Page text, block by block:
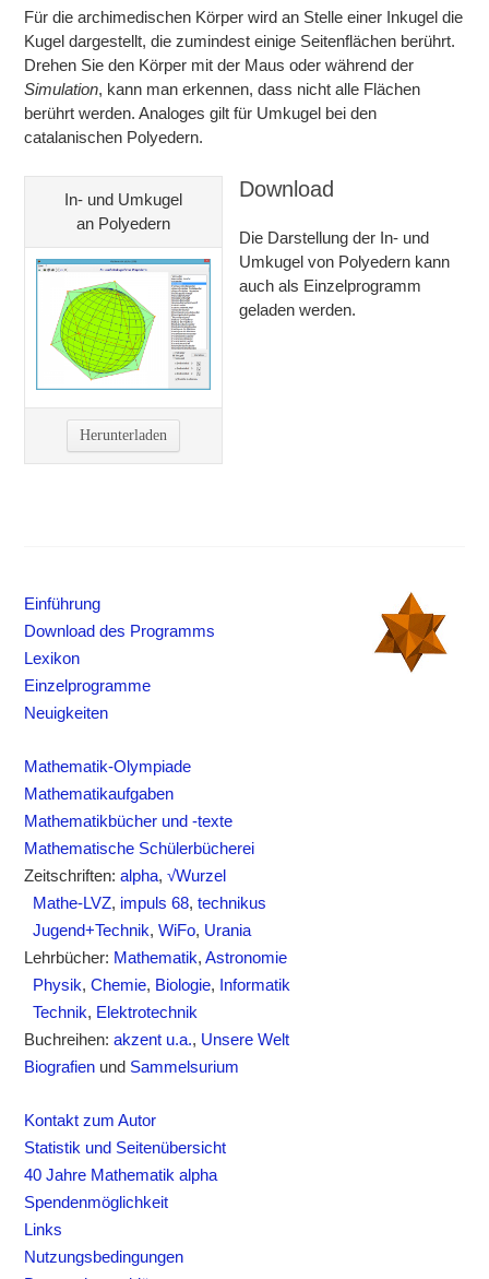
Für die archimedischen Körper wird an Stelle einer Inkugel die
Kugel dargestellt, die zumindest einige Seitenflächen berührt.
Drehen Sie den Körper mit der Maus oder während der
Simulation, kann man erkennen, dass nicht alle Flächen
berührt werden. Analoges gilt für Umkugel bei den
catalanischen Polyedern.
In- und Umkugel
an Polyedern
Herunterladen
Download
Die Darstellung der In- und
Umkugel von Polyedern kann
auch als Einzelprogramm
geladen werden.
Einführung
Download des Programms
Lexikon
Einzelprogramme
Neuigkeiten
Mathematik-Olympiade
Mathematikaufgaben
Mathematikbücher und -texte
Mathematische Schülerbücherei
Zeitschriften:alpha,√Wurzel
Mathe-LVZ, impuls 68,technikus
Jugend+Technik,WiFo, Urania
Lehrbücher: Mathematik,Astronomie
Physik,Chemie, Biologie,
Informatik
Technik, Elektrotechnik
Buchreihen:akzent u.a., Unsere Welt
Biografien und Sammelsurium
Kontakt zum Autor
Statistik und Seitenübersicht
40 Jahre Mathematik alpha
Spendenmöglichkeit
Links
Nutzungsbedingungen